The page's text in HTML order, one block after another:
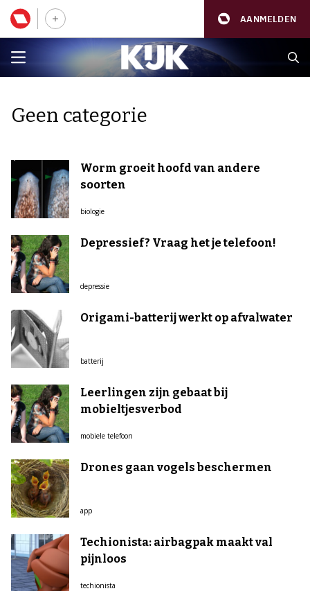
AANMELDEN
Geen categorie
Worm groeit hoofd van andere
soorten
biologie
Depressief? Vraag het je telefoon!
depressie
Origami-batterij werkt op afvalwater
batterij
Leerlingen zijn gebaat bij
mobieltjesverbod
mobiele telefoon
Drones gaan vogels beschermen
app
Techionista: airbagpak maakt val
pijnloos
techionista